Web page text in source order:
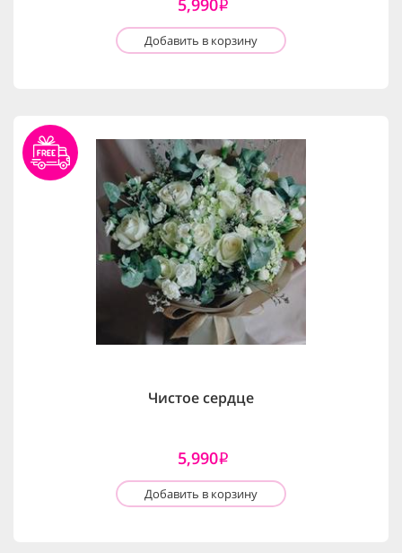
5,990i
Добавить в корзину
Чистое сердце
5,990i
Добавить в корзину